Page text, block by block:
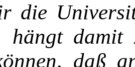
die
hängt
daß